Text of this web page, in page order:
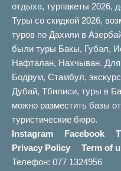
отдыха, турпакеты 2026,
Туры со скидкой 2026,
туров по Дахили в
были туры Бакы, Губəл,
Нафталан, Нахчыван.
Бодрум, Стамбул,
Дубай, Тбилиси, туры в
можно разместить базы
туристические бюро.
Instagram
Facebook
Privacy Policy
Term of
Телефон: 077 1324956